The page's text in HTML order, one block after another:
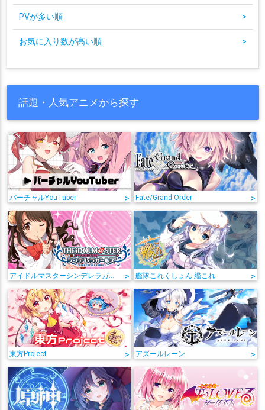
PVが多い順 >
お気に入り数が高い順 >
話題・人気アニメから探す
バーチャルYouTuber > Fate/Grand Order >
アイドルマスターシンデレラガールズ > 艦隊これくしょん-艦これ- >
東方Project > アズールレーン >